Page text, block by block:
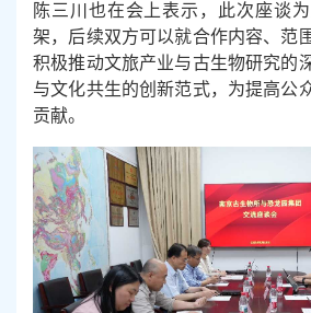
陈三川也在会上表示，此次座谈
架，后续双方可以就合作内容、范
积极推动文旅产业与古生物研究的
与文化共生的创新范式，为提高公
贡献。